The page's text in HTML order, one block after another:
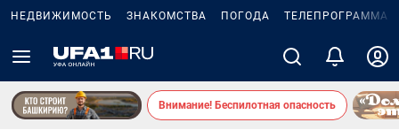
НЕДВИЖИМОСТЬ ЗНАКОМСТВА ПОГОДА ТЕЛЕПРОГРАММА
Внимание! Беспилотная опасность